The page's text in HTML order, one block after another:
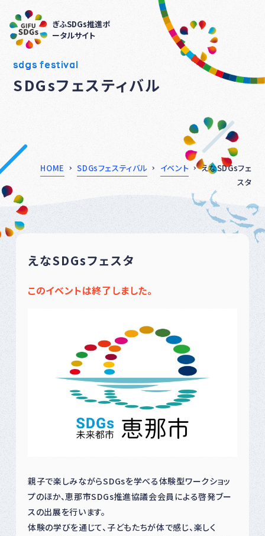
ぎふSDGs推進ポ
ータルサイト
sdgs festival
SDGsフェスティバル
HOME SDGsフェスティバル イベント
えなSDGsフェ
スタ
えなSDGsフェスタ
このイベントは終了しました。
親子で楽しみながらSDGsを学べる体験型ワークショッ
プのほか、恵那市SDGs推進協議会会員による啓発ブー
スの出展を行います。
体験の学びを通じて、子どもたちが体で感じ、楽しく